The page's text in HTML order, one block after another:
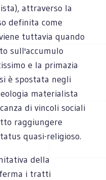
attraverso la
definita come
tuttavia quando
sull'accumulo
e la primazia
è spostata negli
materialista
di vincoli sociali
raggiungere
quasi-religioso.
della
i tratti